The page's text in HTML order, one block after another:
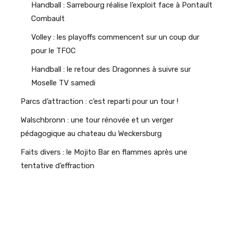
Handball : Sarrebourg réalise l’exploit face à Pontault
Combault
Volley : les playoffs commencent sur un coup dur
pour le TFOC
Handball : le retour des Dragonnes à suivre sur
Moselle TV samedi
Parcs d’attraction : c’est reparti pour un tour !
Walschbronn : une tour rénovée et un verger
pédagogique au chateau du Weckersburg
Faits divers : le Mojito Bar en flammes après une
tentative d’effraction